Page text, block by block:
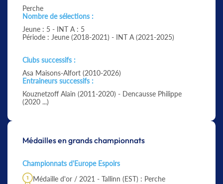
Perche
Nombre de sélections :
Jeune : 5 - INT A : 5
Période : Jeune (2018-2021) - INT A (2021-2025)
Clubs successifs :
Asa Maisons-Alfort (2010-2026)
Entraineurs successifs :
Kouznetzoff Alain (2011-2020) - Dencausse Philippe
(2020 ...)
Médailles en grands championnats
Championnats d'Europe Espoirs
Médaille d'or / 2021 - Tallinn (EST) : Perche